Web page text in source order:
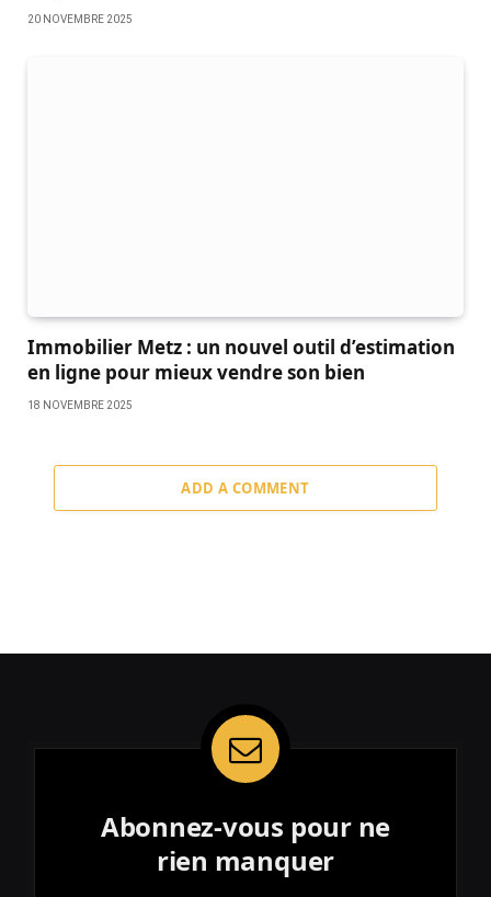
20 NOVEMBRE 2025
Immobilier Metz : un nouvel outil d’estimation
en ligne pour mieux vendre son bien
18 NOVEMBRE 2025
ADD A COMMENT
Abonnez-vous pour ne
rien manquer